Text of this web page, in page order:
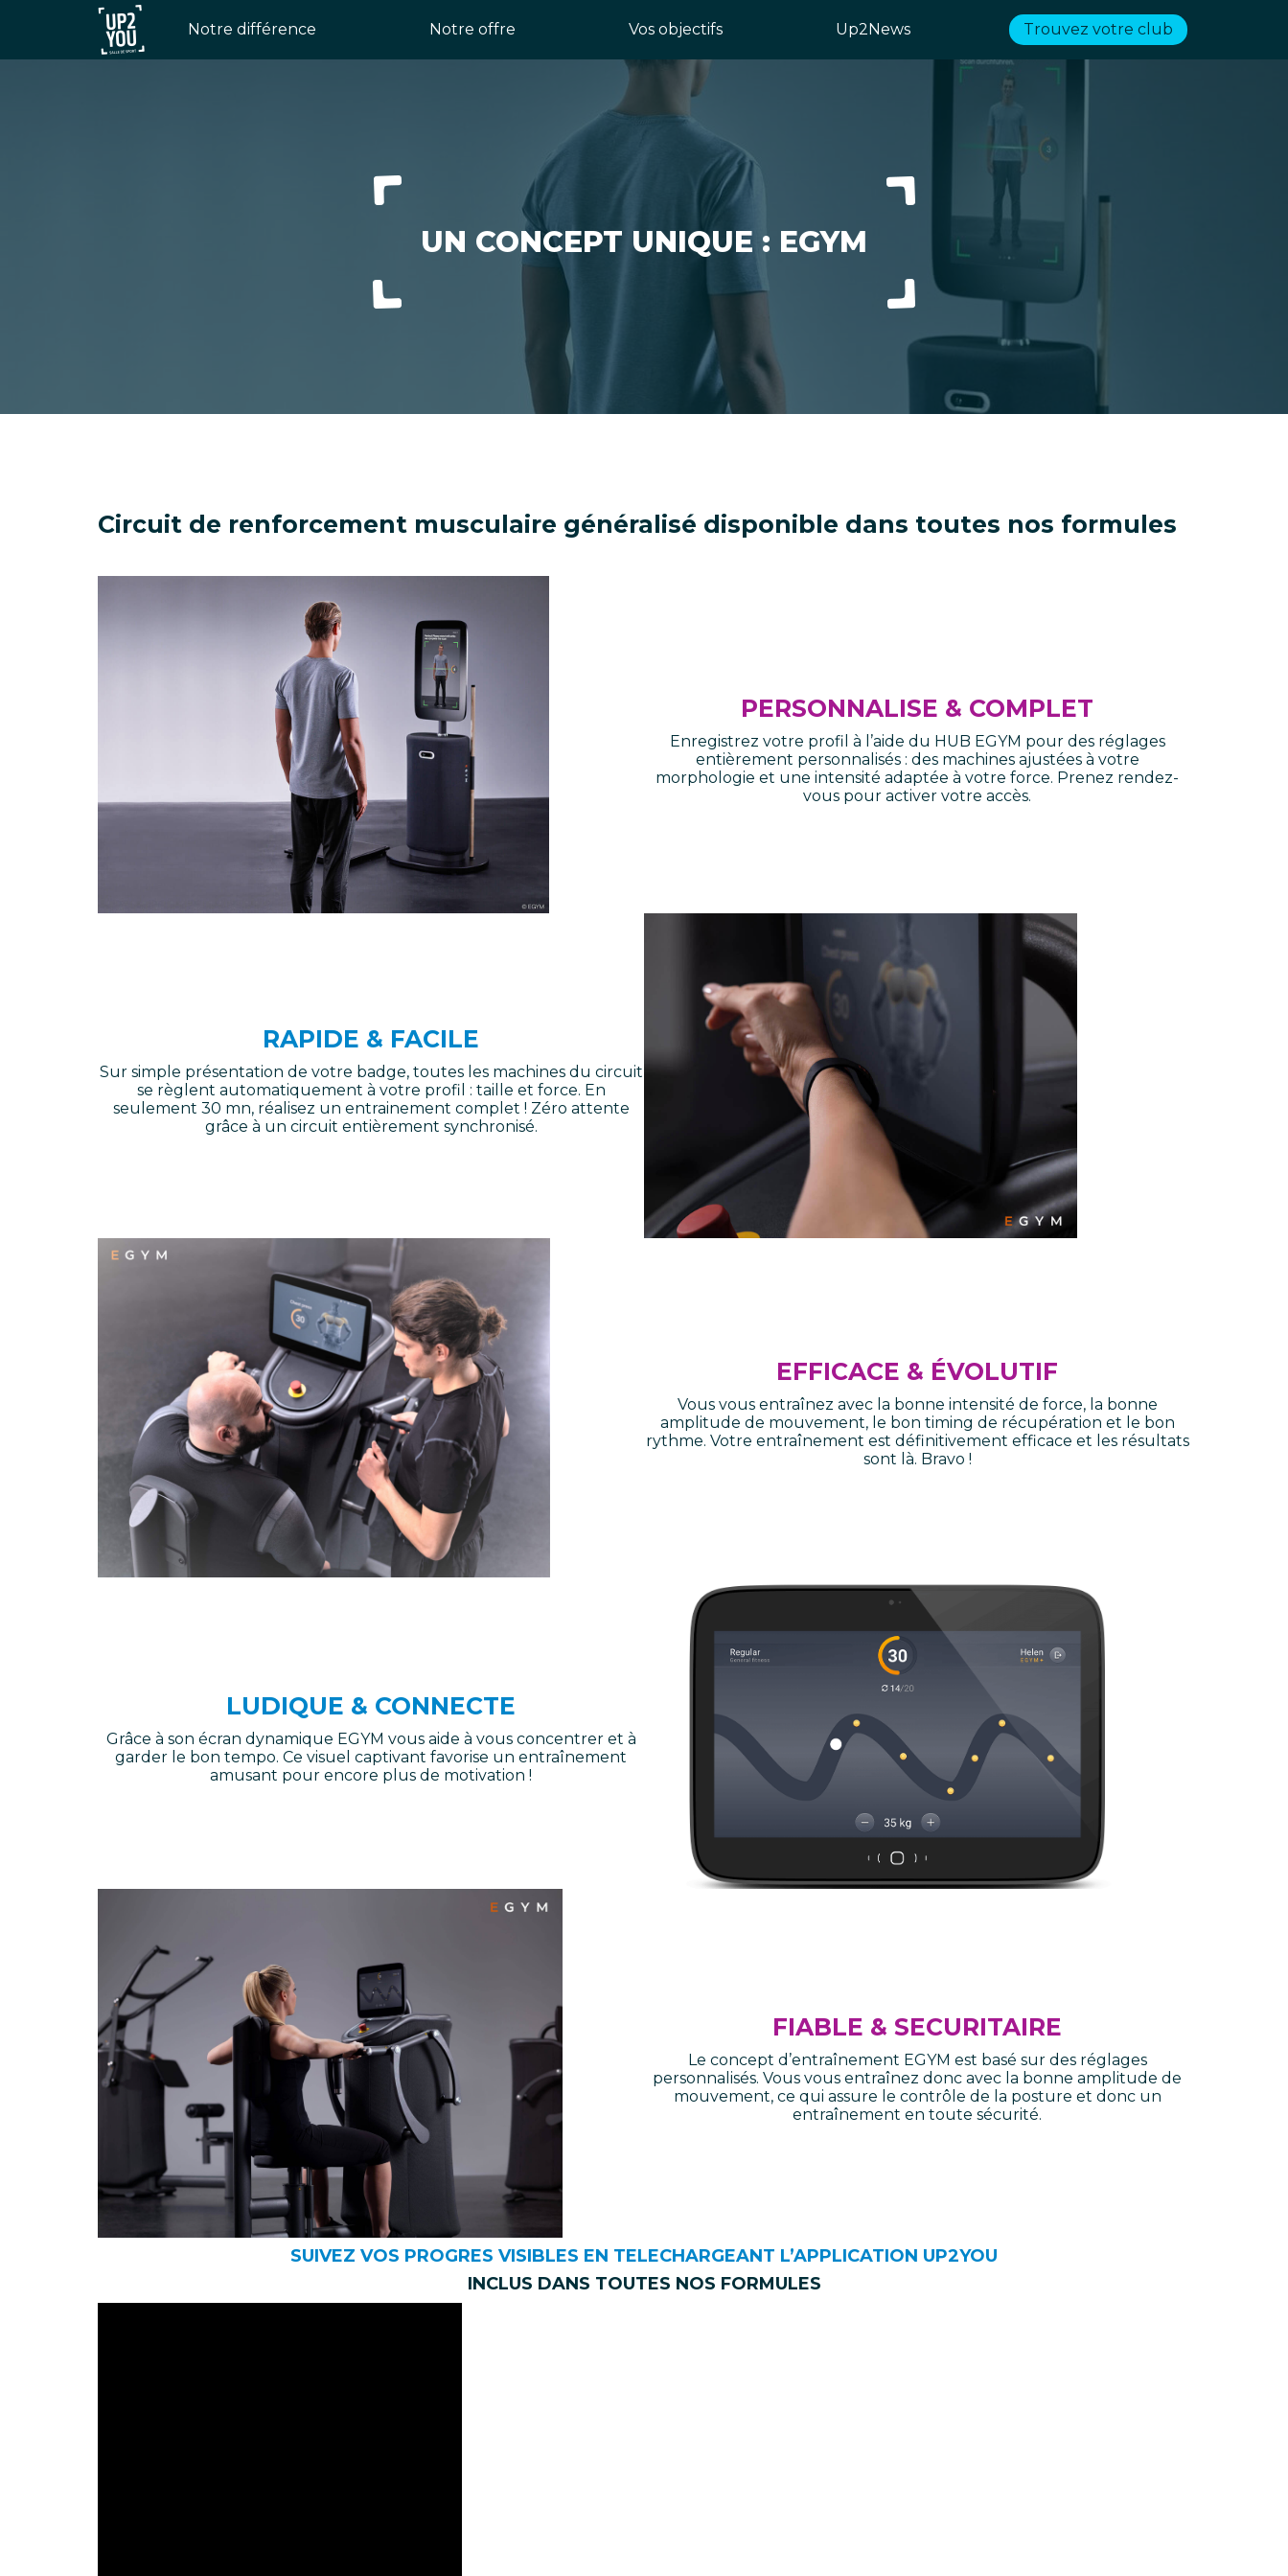
Notre différence Notre offre Vos objectifs Up2News Trouvez votre club
UN CONCEPT UNIQUE : EGYM
Circuit de renforcement musculaire généralisé disponible dans toutes nos formules
PERSONNALISE & COMPLET
Enregistrez votre profil à l’aide du HUB EGYM pour des réglages
entièrement personnalisés : des machines ajustées à votre
morphologie et une intensité adaptée à votre force. Prenez rendez-
vous pour activer votre accès.
RAPIDE & FACILE
Sur simple présentation de votre badge, toutes les machines du circuit
se règlent automatiquement à votre profil : taille et force. En
seulement 30 mn, réalisez un entrainement complet ! Zéro attente
grâce à un circuit entièrement synchronisé.
EFFICACE & ÉVOLUTIF
Vous vous entraînez avec la bonne intensité de force, la bonne
amplitude de mouvement, le bon timing de récupération et le bon
rythme. Votre entraînement est définitivement efficace et les résultats
sont là. Bravo !
LUDIQUE & CONNECTE
Grâce à son écran dynamique EGYM vous aide à vous concentrer et à
garder le bon tempo. Ce visuel captivant favorise un entraînement
amusant pour encore plus de motivation !
FIABLE & SECURITAIRE
Le concept d’entraînement EGYM est basé sur des réglages
personnalisés. Vous vous entraînez donc avec la bonne amplitude de
mouvement, ce qui assure le contrôle de la posture et donc un
entraînement en toute sécurité.
SUIVEZ VOS PROGRES VISIBLES EN TELECHARGEANT L’APPLICATION UP2YOU
INCLUS DANS TOUTES NOS FORMULES